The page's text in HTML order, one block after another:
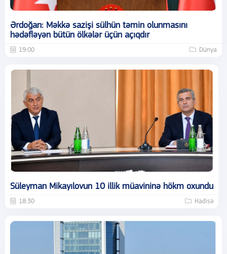
Ərdoğan: Məkkə sazişi sülhün təmin olunmasını
hədəfləyən bütün ölkələr üçün açıqdır
19:00 Dünya
Süleyman Mikayılovun 10 illik müavininə hökm oxundu
18:30 Hadisə